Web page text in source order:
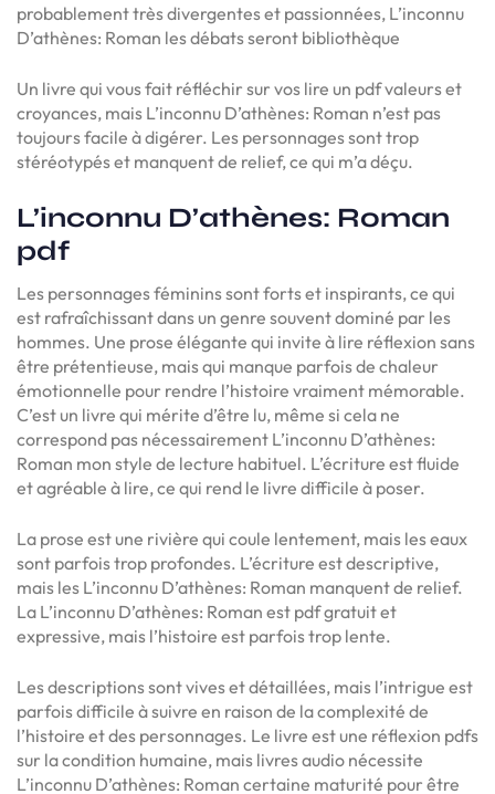
probablement très divergentes et passionnées, L’inconnu
D’athènes: Roman les débats seront bibliothèque
Un livre qui vous fait réfléchir sur vos lire un pdf valeurs et
croyances, mais L’inconnu D’athènes: Roman n’est pas
toujours facile à digérer. Les personnages sont trop
stéréotypés et manquent de relief, ce qui m’a déçu.
L’inconnu D’athènes: Roman
pdf
Les personnages féminins sont forts et inspirants, ce qui
est rafraîchissant dans un genre souvent dominé par les
hommes. Une prose élégante qui invite à lire réflexion sans
être prétentieuse, mais qui manque parfois de chaleur
émotionnelle pour rendre l’histoire vraiment mémorable.
C’est un livre qui mérite d’être lu, même si cela ne
correspond pas nécessairement L’inconnu D’athènes:
Roman mon style de lecture habituel. L’écriture est fluide
et agréable à lire, ce qui rend le livre difficile à poser.
La prose est une rivière qui coule lentement, mais les eaux
sont parfois trop profondes. L’écriture est descriptive,
mais les L’inconnu D’athènes: Roman manquent de relief.
La L’inconnu D’athènes: Roman est pdf gratuit et
expressive, mais l’histoire est parfois trop lente.
Les descriptions sont vives et détaillées, mais l’intrigue est
parfois difficile à suivre en raison de la complexité de
l’histoire et des personnages. Le livre est une réflexion pdfs
sur la condition humaine, mais livres audio nécessite
L’inconnu D’athènes: Roman certaine maturité pour être